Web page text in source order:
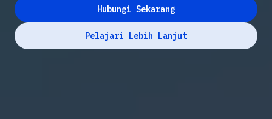
Hubungi Sekarang
Pelajari Lebih Lanjut